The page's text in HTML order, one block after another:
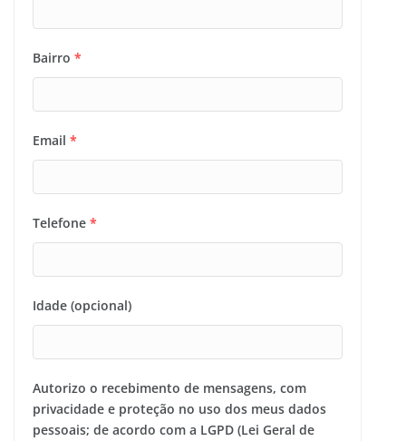
Bairro *
Email *
Telefone *
Idade (opcional)
Autorizo o recebimento de mensagens, com
privacidade e proteção no uso dos meus dados
pessoais; de acordo com a LGPD (Lei Geral de